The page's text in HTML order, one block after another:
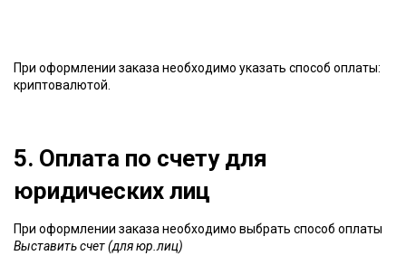
При оформлении заказа необходимо указать способ оплаты:
криптовалютой.
5. Оплата по счету для
юридических лиц
При оформлении заказа необходимо выбрать способ оплаты
Выставить счет (для юр.лиц)